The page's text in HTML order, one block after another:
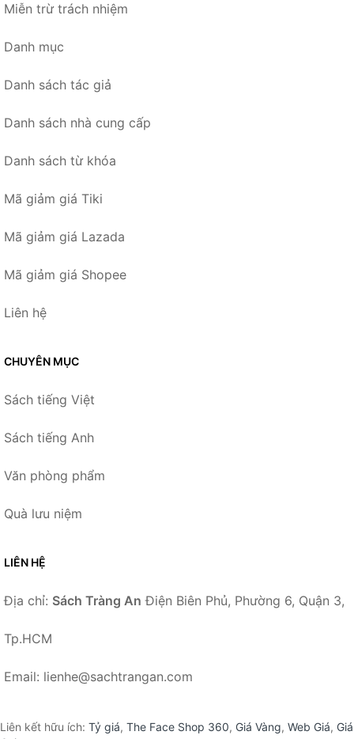
Miễn trừ trách nhiệm
Danh mục
Danh sách tác giả
Danh sách nhà cung cấp
Danh sách từ khóa
Mã giảm giá Tiki
Mã giảm giá Lazada
Mã giảm giá Shopee
Liên hệ
CHUYÊN MỤC
Sách tiếng Việt
Sách tiếng Anh
Văn phòng phẩm
Quà lưu niệm
LIÊN HỆ
Địa chỉ: Sách Tràng An Điện Biên Phủ, Phường 6, Quận 3,
Tp.HCM
Email: lienhe@sachtrangan.com
Liên kết hữu ích: Tỷ giá, The Face Shop 360, Giá Vàng, Web Giá, Giá